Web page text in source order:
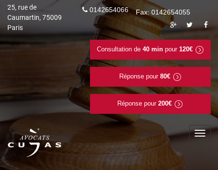
25, rue de
Caumartin, 75009
Paris
0142654066 Fax: 0142654055
Consultation de 40 minpour 120€
Réponse pour 80€
Réponse pour 200€